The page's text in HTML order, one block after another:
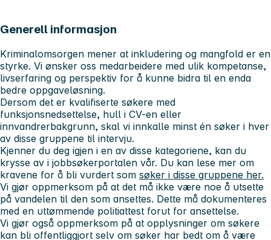
Generell informasjon
Kriminalomsorgen mener at inkludering og mangfold er en
styrke. Vi ønsker oss medarbeidere med ulik kompetanse,
livserfaring og perspektiv for å kunne bidra til en enda
bedre oppgaveløsning.
Dersom det er kvalifiserte søkere med
funksjonsnedsettelse, hull i CV-en eller
innvandrerbakgrunn, skal vi innkalle minst én søker i hver
av disse gruppene til intervju.
Kjenner du deg igjen i en av disse kategoriene, kan du
krysse av i jobbsøkerportalen vår. Du kan lese mer om
kravene for å bli vurdert som søker i disse gruppene her.
Vi gjør oppmerksom på at det må ikke være noe å utsette
på vandelen til den som ansettes. Dette må dokumenteres
med en uttømmende politiattest forut for ansettelse.
Vi gjør også oppmerksom på at opplysninger om søkere
kan bli offentliggjort selv om søker har bedt om å være